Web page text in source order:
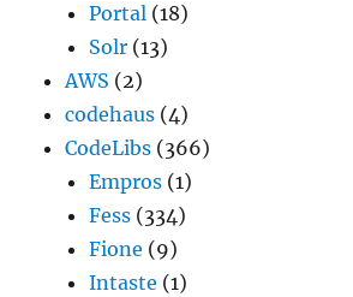
Portal (18)
Solr (13)
AWS (2)
codehaus (4)
CodeLibs (366)
Empros (1)
Fess (334)
Fione (9)
Intaste (1)